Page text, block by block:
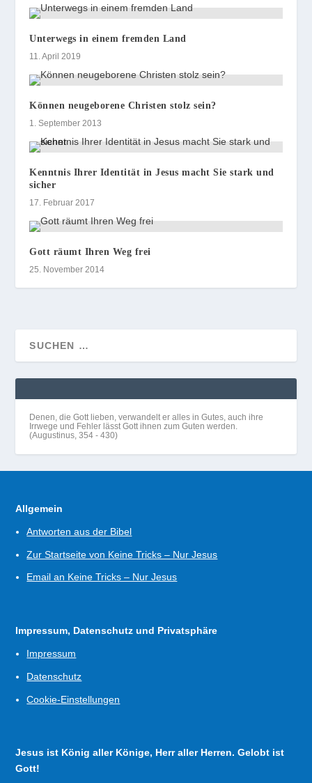
Unterwegs in einem fremden Land
11. April 2019
Können neugeborene Christen stolz sein?
1. September 2013
Kenntnis Ihrer Identität in Jesus macht Sie stark und
sicher
17. Februar 2017
Gott räumt Ihren Weg frei
25. November 2014
Denen, die Gott lieben, verwandelt er alles in Gutes, auch ihre
Irrwege und Fehler lässt Gott ihnen zum Guten werden.
(Augustinus, 354 - 430)
Allgemein
Antworten aus der Bibel
Zur Startseite von Keine Tricks – Nur Jesus
Email an Keine Tricks – Nur Jesus
Impressum, Datenschutz und Privatsphäre
Impressum
Datenschutz
Cookie-Einstellungen
Jesus ist König aller Könige, Herr aller Herren. Gelobt ist
Gott!